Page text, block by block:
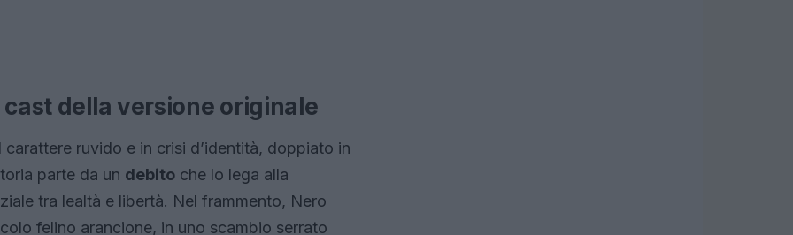
della versione originale
ruvido e in crisi d’identità, doppiato in
parte da un debito che lo lega alla
tra lealtà e libertà. Nel frammento, Nero
felino arancione, in uno scambio serrato